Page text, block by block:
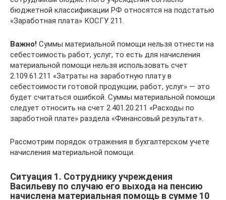
бюджетной классификации РФ относятся на подстатью
«Заработная плата» КОСГУ 211.
Важно! Суммы материальной помощи нельзя отнести на
себестоимость работ, услуг, то есть для начисления
материальной помощи нельзя использовать счет
2.109.61.211 «Затраты на заработную плату в
себестоимости готовой продукции, работ, услуг» — это
будет считаться ошибкой. Суммы материальной помощи
следует относить на счет 2.401.20.211 «Расходы по
заработной плате» раздела «Финансовый результат».
Рассмотрим порядок отражения в бухгалтерском учете
начисления материальной помощи.
Ситуация 1. Сотруднику учреждения
Васильеву по случаю его выхода на пенсию
начислена материальная помощь в сумме 10